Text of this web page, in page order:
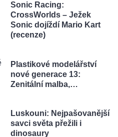
Sonic Racing:
CrossWorlds – Ježek
Sonic dojíždí Mario Kart
(recenze)
Plastikové modelářství
nové generace 13:
Zenitální malba,…
Luskouni: Nejpašovanější
savci světa přežili i
dinosaury